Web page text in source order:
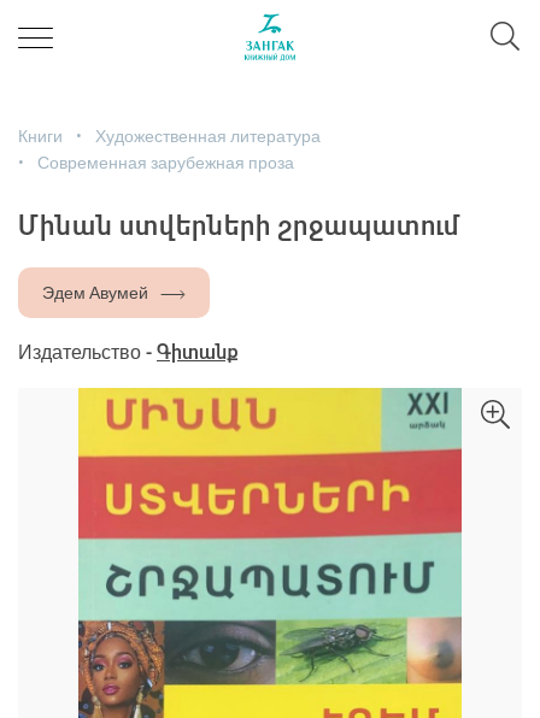
Книги
Художественная литература
Современная зарубежная проза
Մինան ստվերների շրջապատում
Эдем Авумей
Издательство - Գիտանք